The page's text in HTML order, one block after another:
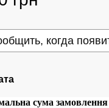
когда
сума замовлення